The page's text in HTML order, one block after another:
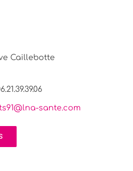
Caillebotte
sante.com